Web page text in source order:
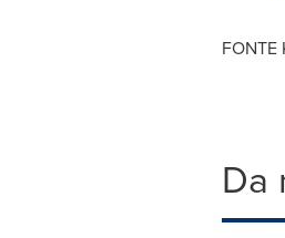
FONTE
Da